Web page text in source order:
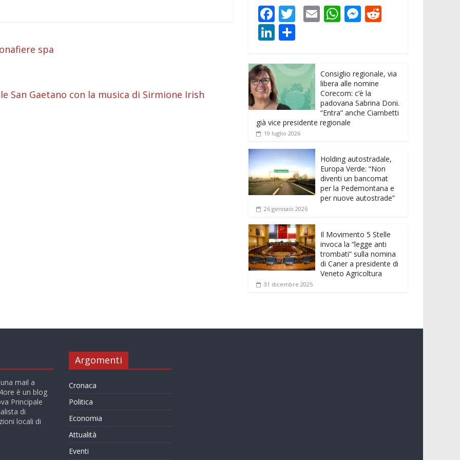
di
spa
San Gaetano con la musica di Sirmione Irish
F
ac
e
b
o
o
k
T
er
E W
A
p
p
M
n
g
er
t
Li
k
e
dI
n
n
di
vi
di
Consiglio regionale, via
libera alle nomine
Corecom: c’è la
padovana Sabrina Doni.
“Entra” anche Ciambetti
già vice presidente regionale
19 luglio 2026
Holding autostradale,
Europa Verde: “Non
diventi un bancomat
per la Pedemontana e
per nuove autostrade”
26 gennaio 2026
Il Movimento 5 Stelle
invoca la “legge anti
trombati” sulla nomina
di Caner a presidente di
Veneto Agricoltura
31 dicembre 2025
mail a
è un blog
Principale
di
locali di
Argomenti
Cronaca
Politica
Economia
Attualità
Eventi